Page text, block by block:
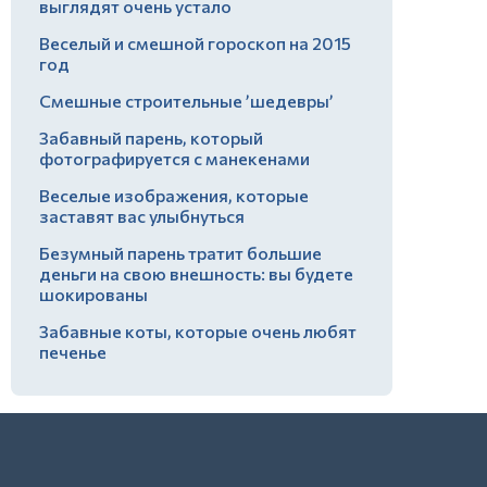
выглядят очень устало
Веселый и смешной гороскоп на 2015
год
Смешные строительные ’шедевры’
Забавный парень, который
фотографируется с манекенами
Веселые изображения, которые
заставят вас улыбнуться
Безумный парень тратит большие
деньги на свою внешность: вы будете
шокированы
Забавные коты, которые очень любят
печенье